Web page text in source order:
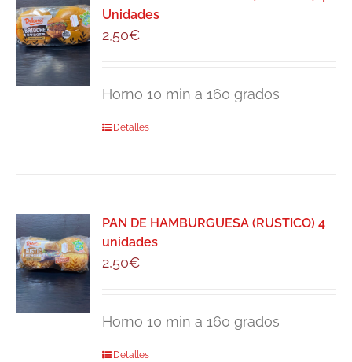
Unidades
2,50€
Horno 10 min a 160 grados
Detalles
PAN DE HAMBURGUESA (RUSTICO) 4
unidades
2,50€
Horno 10 min a 160 grados
Detalles